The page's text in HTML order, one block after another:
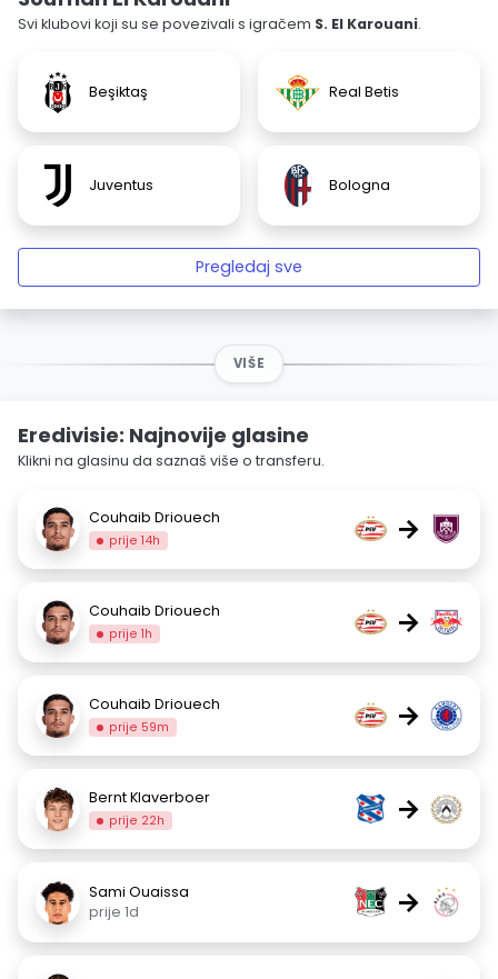
Svi klubovi koji su se povezivali s igračem S. El Karouani.
Beşiktaş Real Betis
Juventus Bologna
Pregledaj sve
VIŠE
Eredivisie: Najnovije glasine
Klikni na glasinu da saznaš više o transferu.
Couhaib Driouech
prije 14h →
Couhaib Driouech
prije 1h →
Couhaib Driouech
prije 59m →
Bernt Klaverboer
prije 22h →
Sami Ouaissa
prije 1d
→